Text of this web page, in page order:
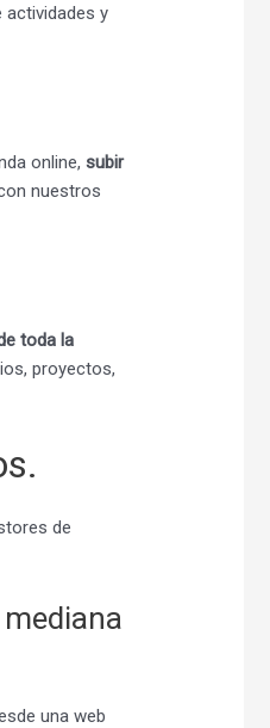
actividades y
online,subir
nuestros
toda la
proyectos,
de
una web